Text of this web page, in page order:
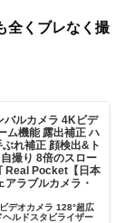
全くブレなく撮
バルカメラ 4Kビデ
ム機能 露出補正 ハ
れ補正 顔検出&ト
撮り 8倍のスロー
Real Pocket【日本
ラブルカメラ・
デオカメラ 128°超広
ルドスタビライザー